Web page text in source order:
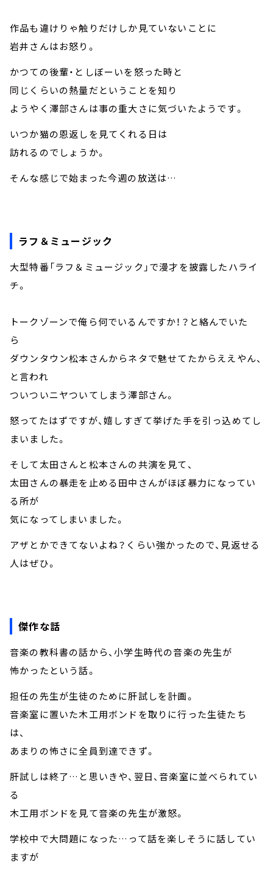
作品も違けりゃ触りだけしか見ていないことに
岩井さんはお怒り。
かつての後輩・としぼーいを怒った時と
同じくらいの熱量だということを知り
ようやく澤部さんは事の重大さに気づいたようです。
いつか猫の恩返しを見てくれる日は
訪れるのでしょうか。
そんな感じで始まった今週の放送は…
ラフ＆ミュージック
大型特番「ラフ＆ミュージック」で漫才を披露したハライ
チ。
トークゾーンで俺ら何でいるんですか！？と絡んでいた
ら
ダウンタウン松本さんからネタで魅せてたからええやん、
と言われ
ついついニヤついてしまう澤部さん。
怒ってたはずですが、嬉しすぎて挙げた手を引っ込めてし
まいました。
そして太田さんと松本さんの共演を見て、
太田さんの暴走を止める田中さんがほぼ暴力になってい
る所が
気になってしまいました。
アザとかできてないよね？くらい強かったので、見返せる
人はぜひ。
傑作な話
音楽の教科書の話から、小学生時代の音楽の先生が
怖かったという話。
担任の先生が生徒のために肝試しを計画。
音楽室に置いた木工用ボンドを取りに行った生徒たち
は、
あまりの怖さに全員到達できず。
肝試しは終了…と思いきや、翌日、音楽室に並べられてい
る
木工用ボンドを見て音楽の先生が激怒。
学校中で大問題になった…って話を楽しそうに話してい
ますが